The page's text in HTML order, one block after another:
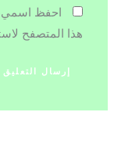
احفظ اسمي،
هذا المتصفح